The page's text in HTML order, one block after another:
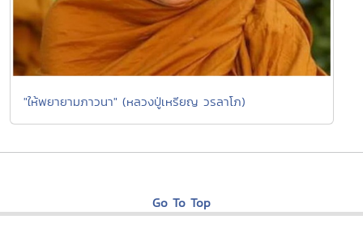
"ให้พยายามภาวนา" (หลวงปู่เหรียญ วรลาโภ)
Go To Top